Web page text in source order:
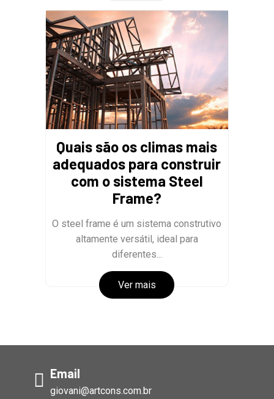
Quais são os climas mais
adequados para construir
com o sistema Steel
Frame?
O steel frame é um sistema construtivo
altamente versátil, ideal para
diferentes...
Ver mais
Email
giovani@artcons.com.br